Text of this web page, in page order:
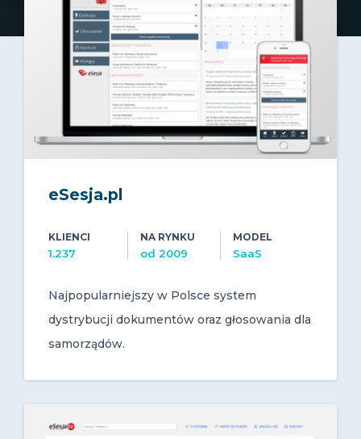
eSesja.pl
KLIENCI
1.237
NA RYNKU
od 2009
MODEL
SaaS
Najpopularniejszy w Polsce system
dystrybucji dokumentów oraz głosowania dla
samorządów.